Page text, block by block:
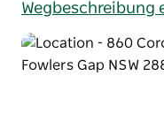
Wegbeschreibung